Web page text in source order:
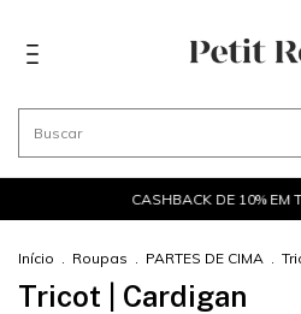
DE 10% EM TODAS AS COMPRAS
Início . Roupas . PARTES DE CIMA .
Tricot | Cardigan